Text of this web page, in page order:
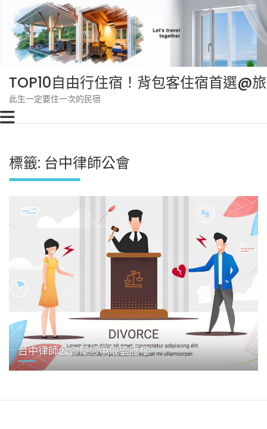
content
TOP10自由行住宿！背包客住宿首選@
此生一定要住一次的民宿
標籤: 台中律師公會
台中律師公會幫您爭取監護權